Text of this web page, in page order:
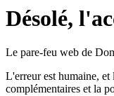
Désolé,
Le pare-feu web de
L'erreur est humaine, et
complémentaires et la